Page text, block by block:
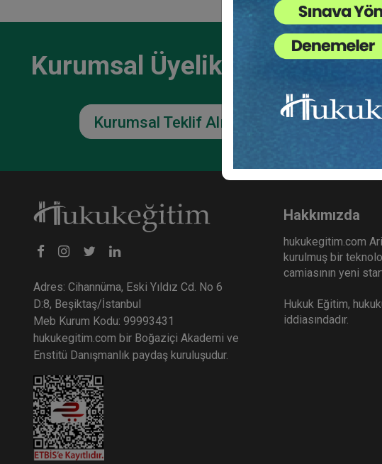
Tüketici
Toplu İş Hukuku
Kongresi - III.
360
Kurumsal Üyelikler İçin
Kurumsal Teklif Alın
Adres: Cihannüma, Eski Yıldız Cd. No 6
D:8, Beşiktaş/İstanbul
Meb Kurum Kodu: 99993431
hukukegitim.com bir Boğaziçi Akademi ve
Enstitü Danışmanlık paydaş kuruluşudur.
Hakkımızda
hukukegitim.com
kurulmuş bir
camiasının yeni
Hukuk Eğitim,
iddiasındadır.